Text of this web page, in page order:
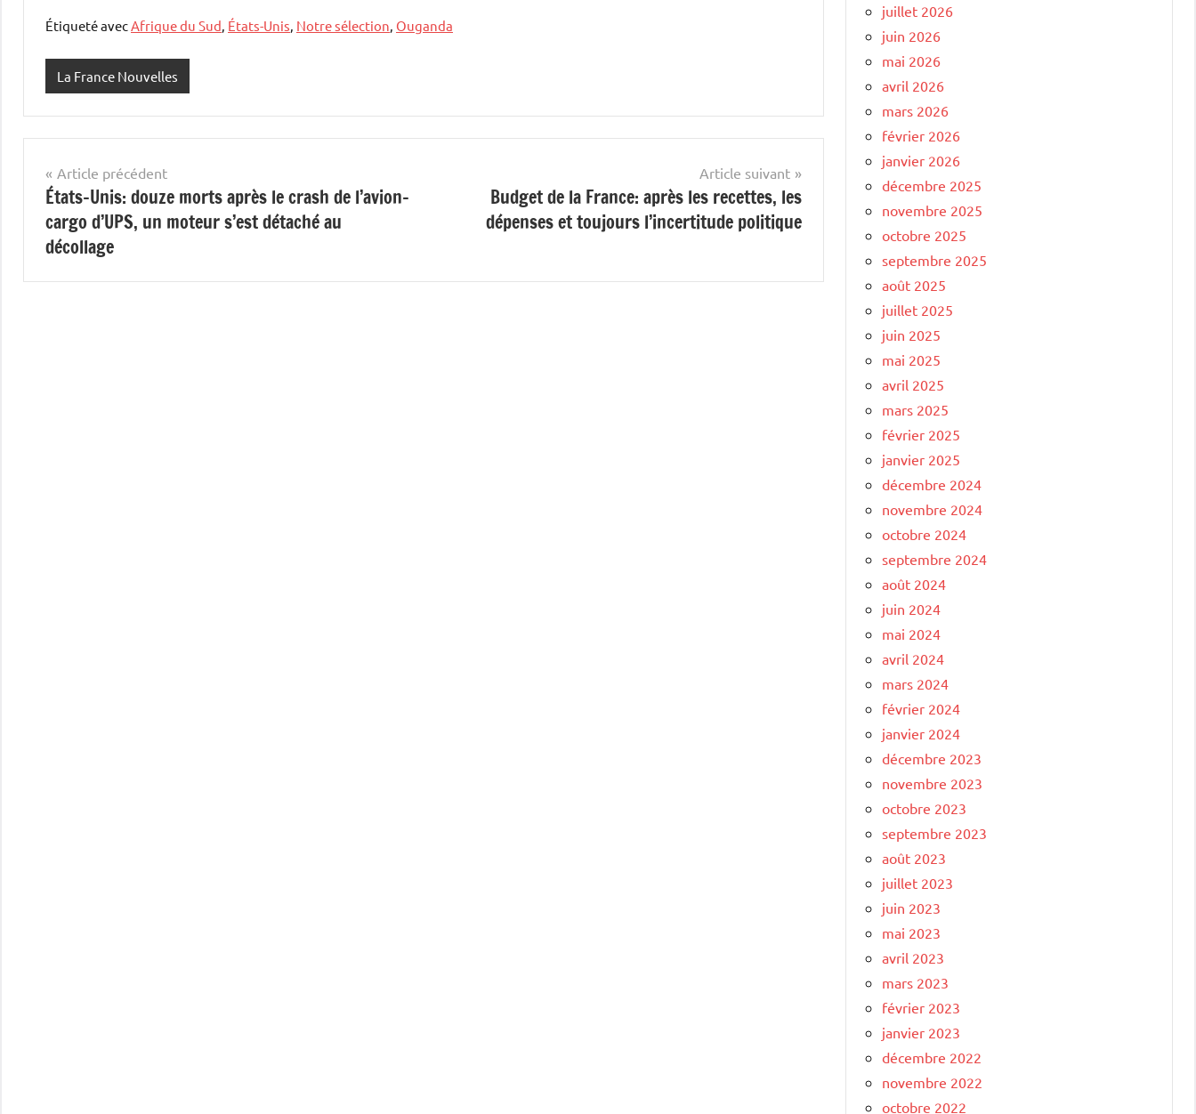
Étiqueté avecAfrique du Sud, États-Unis, Notre sélection, Ouganda
La France Nouvelles
Navigation
de
l’article
Article précédent
États-Unis: douze morts après le crash de l’avion-
cargo d’UPS, un moteur s’est détaché au
décollage
Article suivant
Budget de la France: après les recettes, les
dépenses et toujours l’incertitude politique
juillet 2026
juin 2026
mai 2026
avril 2026
mars 2026
février 2026
janvier 2026
décembre 2025
novembre 2025
octobre 2025
septembre 2025
août 2025
juillet 2025
juin 2025
mai 2025
avril 2025
mars 2025
février 2025
janvier 2025
décembre 2024
novembre 2024
octobre 2024
septembre 2024
août 2024
juin 2024
mai 2024
avril 2024
mars 2024
février 2024
janvier 2024
décembre 2023
novembre 2023
octobre 2023
septembre 2023
août 2023
juillet 2023
juin 2023
mai 2023
avril 2023
mars 2023
février 2023
janvier 2023
décembre 2022
novembre 2022
octobre 2022